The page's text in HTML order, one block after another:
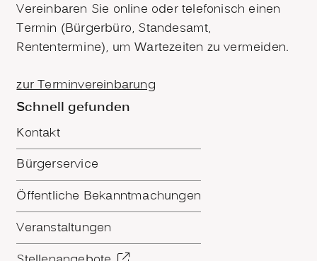
Vereinbaren Sie online oder telefonisch einen
Termin (Bürgerbüro, Standesamt,
Rententermine), um Wartezeiten zu vermeiden.
zur Terminvereinbarung
Schnell gefunden
Kontakt
Bürgerservice
Öffentliche Bekanntmachungen
Veranstaltungen